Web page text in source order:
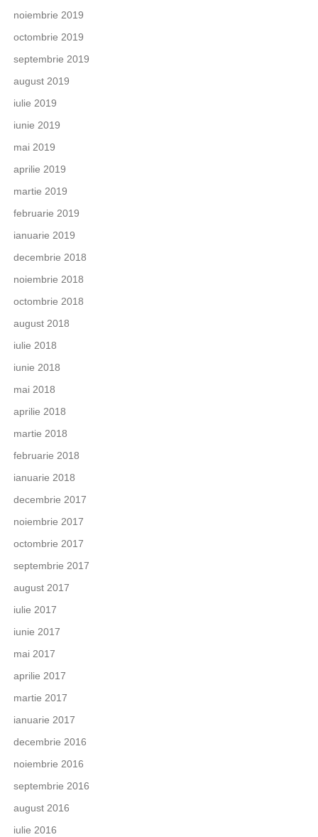
noiembrie 2019
octombrie 2019
septembrie 2019
august 2019
iulie 2019
iunie 2019
mai 2019
aprilie 2019
martie 2019
februarie 2019
ianuarie 2019
decembrie 2018
noiembrie 2018
octombrie 2018
august 2018
iulie 2018
iunie 2018
mai 2018
aprilie 2018
martie 2018
februarie 2018
ianuarie 2018
decembrie 2017
noiembrie 2017
octombrie 2017
septembrie 2017
august 2017
iulie 2017
iunie 2017
mai 2017
aprilie 2017
martie 2017
ianuarie 2017
decembrie 2016
noiembrie 2016
septembrie 2016
august 2016
iulie 2016